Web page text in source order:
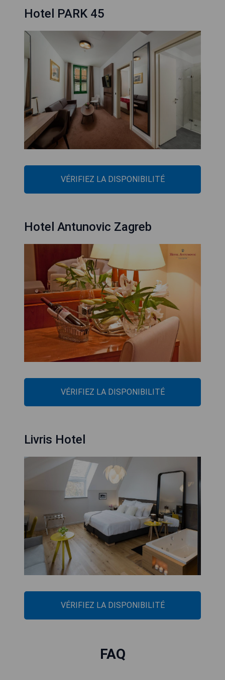
Hotel PARK 45
VÉRIFIEZ LA DISPONIBILITÉ
Hotel Antunovic Zagreb
VÉRIFIEZ LA DISPONIBILITÉ
Livris Hotel
VÉRIFIEZ LA DISPONIBILITÉ
FAQ